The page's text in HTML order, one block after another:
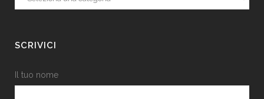
SCRIVICI
Il tuo nome